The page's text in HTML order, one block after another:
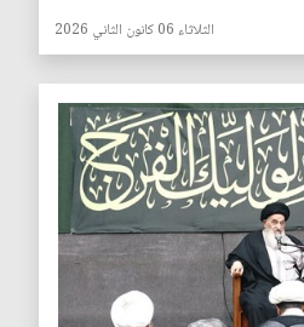
الثلاثاء 06 كانون الثاني 2026